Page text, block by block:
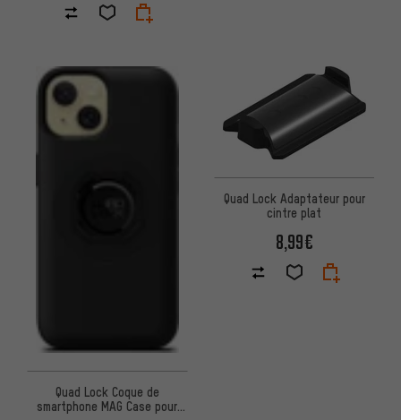
Quad Lock Coque de
smartphone MAG Case pour
Quad Lock Adaptateur pour
cintre plat
8,99€